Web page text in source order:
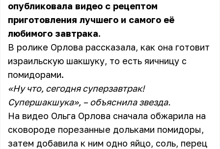
опубликовала видео с рецептом
приготовления лучшего и самого её
любимого завтрака.
В ролике Орлова рассказала, как она готовит
израильскую шакшуку, то есть яичницу с
помидорами.
«Ну что, сегодня суперзавтрак!
Супершакшука», – объяснила звезда.
На видео Ольга Орлова сначала обжарила на
сковороде порезанные дольками помидоры,
затем добавила к ним одно яйцо, соль, перец